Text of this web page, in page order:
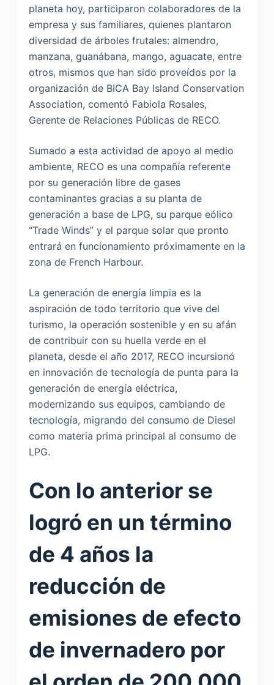
planeta hoy, participaron colaboradores de la
empresa y sus familiares, quienes plantaron
diversidad de árboles frutales: almendro,
manzana, guanábana, mango, aguacate, entre
otros, mismos que han sido proveídos por la
organización de BICA Bay Island Conservation
Association, comentó Fabiola Rosales,
Gerente de Relaciones Públicas de RECO.
Sumado a esta actividad de apoyo al medio
ambiente, RECO es una compañía referente
por su generación libre de gases
contaminantes gracias a su planta de
generación a base de LPG, su parque eólico
“Trade Winds” y el parque solar que pronto
entrará en funcionamiento próximamente en la
zona de French Harbour.
La generación de energía limpia es la
aspiración de todo territorio que vive del
turismo, la operación sostenible y en su afán
de contribuir con su huella verde en el
planeta, desde el año 2017, RECO incursionó
en innovación de tecnología de punta para la
generación de energía eléctrica,
modernizando sus equipos, cambiando de
tecnología, migrando del consumo de Diesel
como materia prima principal al consumo de
LPG.
Con lo anterior se
logró en un término
de 4 años la
reducción de
emisiones de efecto
de invernadero por